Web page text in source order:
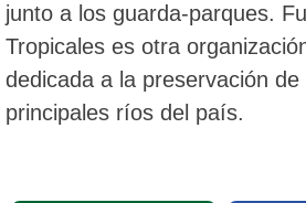
junto a los guarda-parques.
Tropicales es otra
dedicada a la preservación
principales ríos del país.